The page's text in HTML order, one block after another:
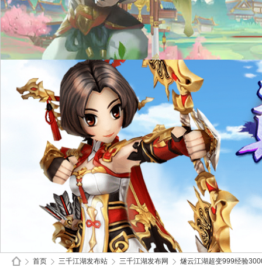
首页 三千江湖发布站 三千江湖发布网 燧云江湖超变999经验